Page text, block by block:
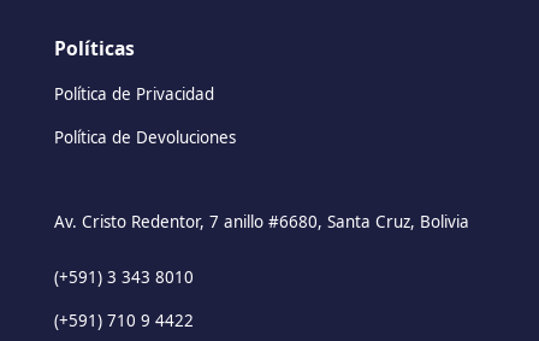
Políticas
Política de Privacidad
Política de Devoluciones
Av. Cristo Redentor, 7 anillo #6680, Santa Cruz, Bolivia
(+591) 3 343 8010
(+591) 710 9 4422